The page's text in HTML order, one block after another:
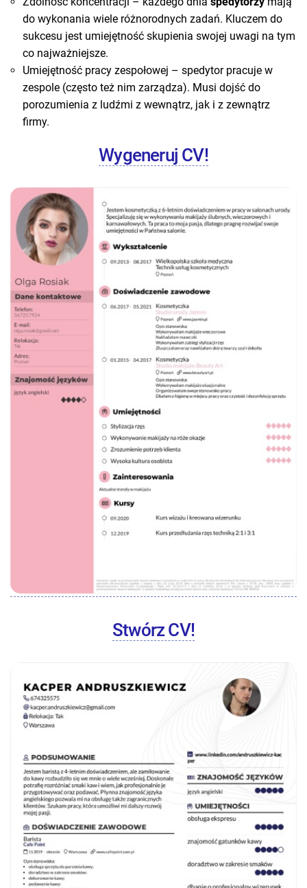
do wykonania wiele różnorodnych zadań. Kluczem do
sukcesu jest umiejętność skupienia swojej uwagi na tym
co najważniejsze.
Umiejętność pracy zespołowej – spedytor pracuje w
zespole (często też nim zarządza). Musi dojść do
porozumienia z ludźmi z wewnątrz, jak i z zewnątrz
firmy.
Wygeneruj CV!
Stwórz CV!